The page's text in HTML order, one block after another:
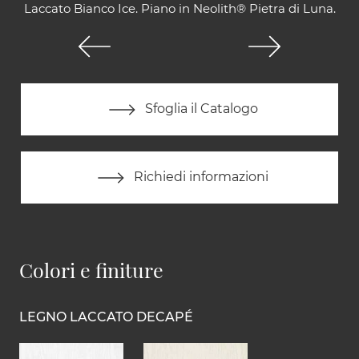
Laccato Bianco Ice. Piano in Neolith® Pietra di Luna.
Sfoglia il Catalogo
Richiedi informazioni
Colori e finiture
LEGNO LACCATO DECAPÉ